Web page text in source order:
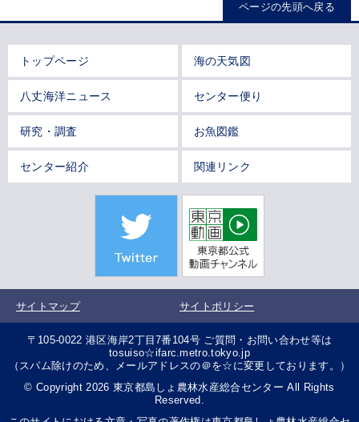
ページの先頭へ戻る
トップページ 海の天気図
八丈海洋ニュース センター便り
研究・調査 お魚図鑑
センター紹介 関連リンク
サイトマップ サイトポリシー
〒105-0022 港区海岸2丁目7番104号 ご質問・お問い合わせ等は
tosuiso☆ifarc.metro.tokyo.jp
（スパム除けのため、メールアドレスの＠を☆に変更しております。）
© Copyright 2026 東京都島しょ農林水産総合センター All Rights
Reserved.